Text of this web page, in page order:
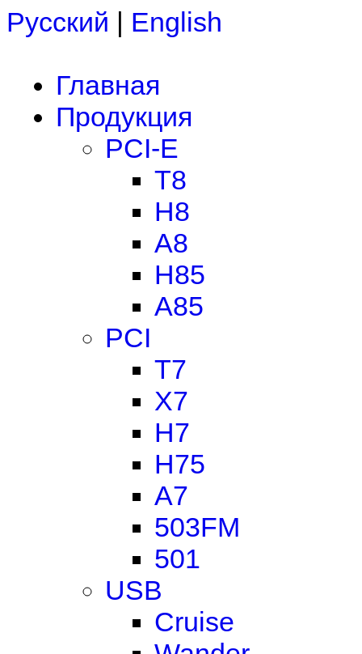
Русский | English
Главная
Продукция
PCI-E
T8
H8
A8
H85
A85
PCI
T7
X7
H7
H75
A7
503FM
501
USB
Cruise